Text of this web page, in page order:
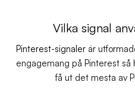
Vilka signal
Pinterest-signalerär
engagemang på Pinterest
få ut det mesta av